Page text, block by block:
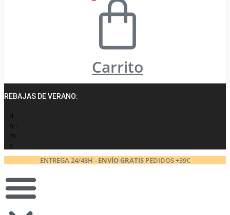
Carrito
REBAJAS DE VERANO:
d :
h :
m :
s
ENTREGA 24/48H - ENVÍO GRATISPEDIDOS +39€